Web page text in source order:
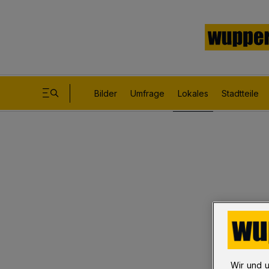
Bilder Umfrage Lokales Stadtteile
Wir und